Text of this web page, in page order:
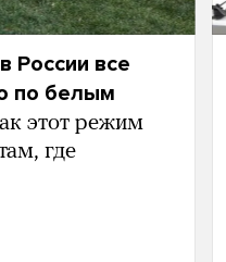
России все
по белым
этот режим
где